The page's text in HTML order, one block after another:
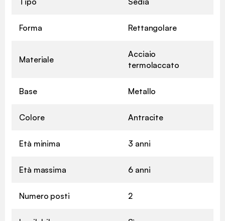
Forma Rettangolare
Materiale
Acciaio
termolaccato
Base Metallo
Colore Antracite
Età minima 3 anni
Età massima 6 anni
Numero posti 2